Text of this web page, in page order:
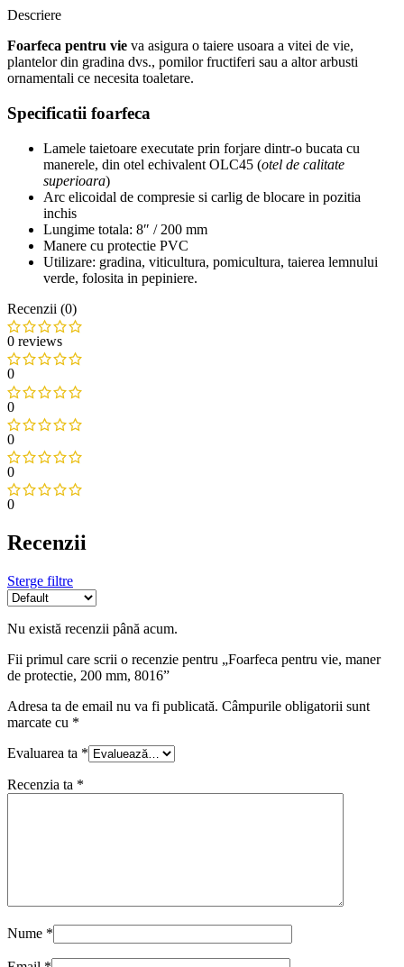
Descriere
Foarfeca pentru vie va asigura o taiere usoara a vitei de vie,
plantelor din gradina dvs., pomilor fructiferi sau a altor arbusti
ornamentali ce necesita toaletare.
Specificatii foarfeca
Lamele taietoare executate prin forjare dintr-o bucata cu
manerele, din otel echivalent OLC45 (otel de calitate
superioara)
Arc elicoidal de compresie si carlig de blocare in pozitia
inchis
Lungime totala: 8″ / 200 mm
Manere cu protectie PVC
Utilizare: gradina, viticultura, pomicultura, taierea lemnului
verde, folosita in pepiniere.
Recenzii (0)
0 reviews
0
0
0
0
0
Recenzii
Sterge filtre
Nu există recenzii până acum.
Fii primul care scrii o recenzie pentru „Foarfeca pentru vie, maner
de protectie, 200 mm, 8016”
Adresa ta de email nu va fi publicată. Câmpurile obligatorii sunt
marcate cu *
Evaluarea ta *
Recenzia ta *
Nume *